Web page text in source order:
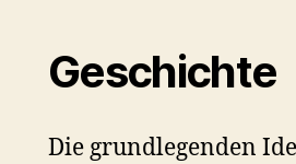
Geschichte
Die grundlegenden